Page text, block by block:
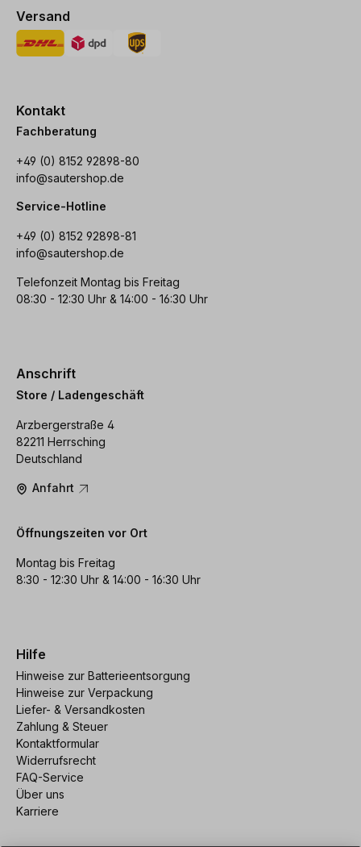
Versand
Kontakt
Fachberatung
+49 (0) 8152 92898-80
info@sautershop.de
Service-Hotline
+49 (0) 8152 92898-81
info@sautershop.de
Telefonzeit Montag bis Freitag
08:30 - 12:30 Uhr & 14:00 - 16:30 Uhr
Anschrift
Store / Ladengeschäft
Arzbergerstraße 4
82211 Herrsching
Deutschland
Anfahrt
Öffnungszeiten vor Ort
Montag bis Freitag
8:30 - 12:30 Uhr & 14:00 - 16:30 Uhr
Hilfe
Hinweise zur Batterieentsorgung
Hinweise zur Verpackung
Liefer- & Versandkosten
Zahlung & Steuer
Kontaktformular
Widerrufsrecht
FAQ-Service
Über uns
Karriere